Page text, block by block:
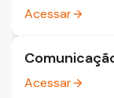
Acessararrow_forward
Acessararrow_forward